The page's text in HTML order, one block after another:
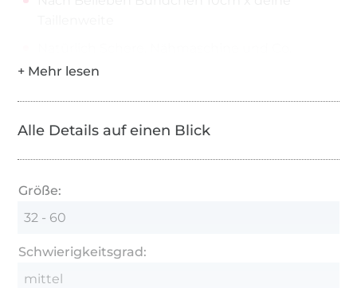
Jersey ist hier eher weniger geeignet!
Alle Details auf einen Blick
Größe:
32 - 60
Schwierigkeitsgrad:
mittel